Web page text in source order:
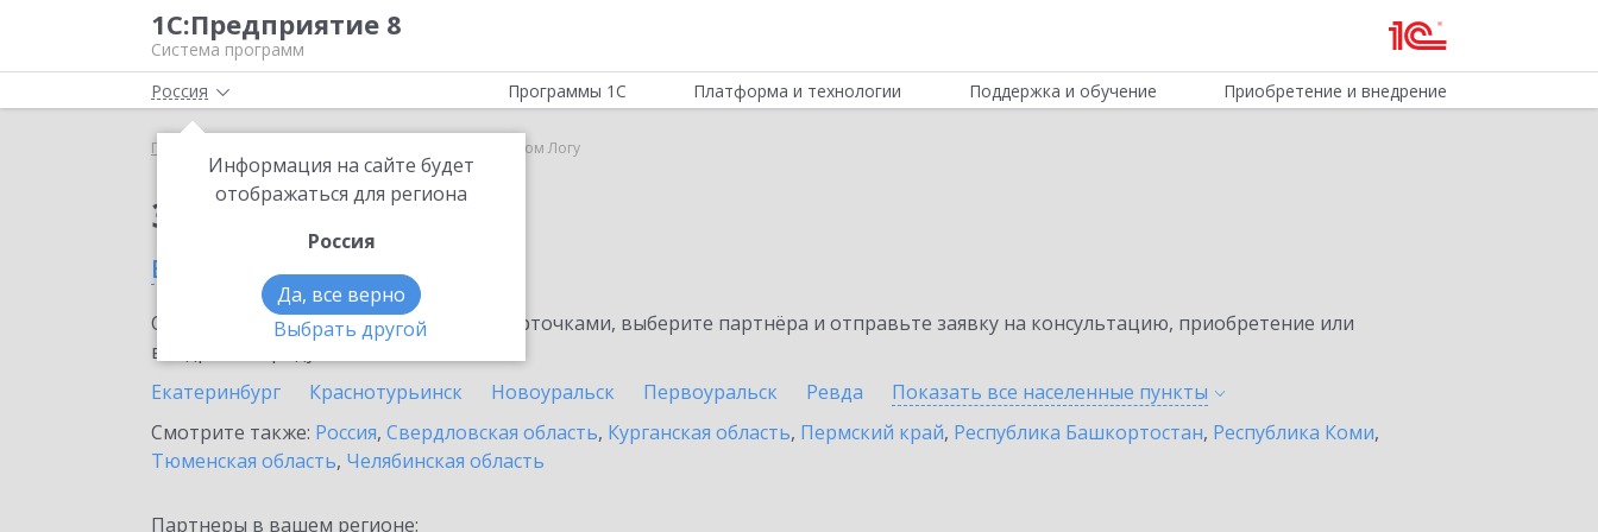
1С:Предприятие 8
Система программ
Россия
Информация на сайте будет
отображаться для региона
Россия
Да, все верно
Выбрать другой
Программы 1С Платформа и технологии Поддержка и обучение Приобретение и внедрение
Главная 1С-ЭДО в Сухом Логу
Заказать 1С-ЭДО
в Сухом Логу
Ознакомьтесь с информационными карточками, выберите партнёра и отправьте заявку на консультацию, приобретение или
внедрение продукта.
Екатеринбург
Краснотурьинск Новоуральск Первоуральск Ревда Показать все населенные пункты
Смотрите также: Россия, Свердловская область, Курганская область, Пермский край, Республика Башкортостан, Республика Коми,
Тюменская область, Челябинская область
Партнеры в вашем регионе: